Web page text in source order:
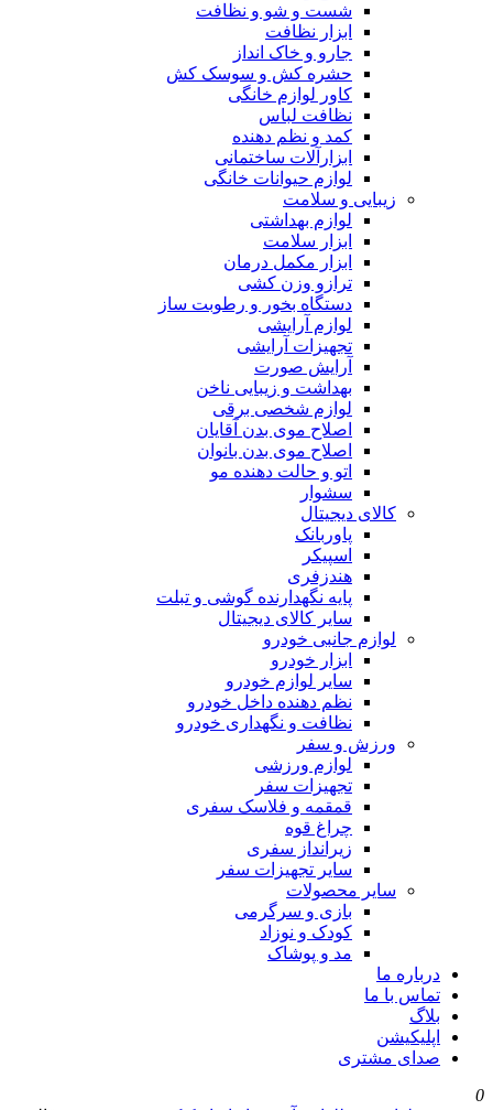
شست و شو و نظافت
ابزار نظافت
جارو و خاک انداز
حشره کش و سوسک کش
کاور لوازم خانگی
نظافت لباس
کمد و نظم دهنده
ابزارآلات ساختمانی
لوازم حیوانات خانگی
زیبایی و سلامت
لوازم بهداشتی
ابزار سلامت
ابزار مکمل درمان
ترازو وزن کشی
دستگاه بخور و رطوبت ساز
لوازم آرایشی
تجهیزات آرایشی
آرایش صورت
بهداشت و زیبایی ناخن
لوازم شخصی برقی
اصلاح موی بدن آقایان
اصلاح موی بدن بانوان
اتو و حالت دهنده مو
سشوار
کالای دیجیتال
پاوربانک
اسپیکر
هندزفری
پایه نگهدارنده گوشی و تبلت
سایر کالای دیجیتال
لوازم جانبی خودرو
ابزار خودرو
سایر لوازم خودرو
نظم دهنده داخل خودرو
نظافت و نگهداری خودرو
ورزش و سفر
لوازم ورزشی
تجهیزات سفر
قمقمه و فلاسک سفری
چراغ قوه
زیرانداز سفری
سایر تجهیزات سفر
سایر محصولات
بازی و سرگرمی
کودک و نوزاد
مد و پوشاک
ما
با ما
مشتری